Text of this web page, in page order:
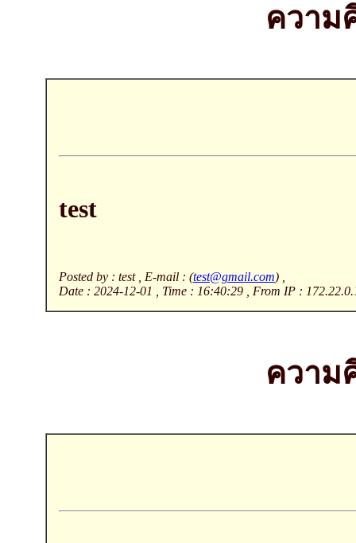
ความ
test
Posted by : test , E-mail : (test@gmail.com) ,
Date : 2024-12-01 , Time : 16:40:29 , From IP :
ความ